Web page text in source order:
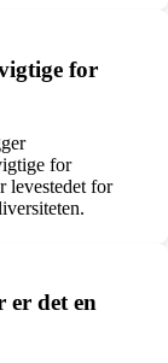
for
for
levestedet for
er det en